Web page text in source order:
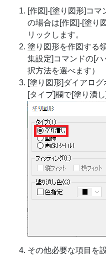
[作図]-[塗り図形]コ
の場合は[作図]-[塗り
リックします。
塗り図形を作図する
集設定]コマンドの[
択方法を選べます）
[塗り図形]ダイアログ
[タイプ]欄で[塗り潰
その他必要な項目を